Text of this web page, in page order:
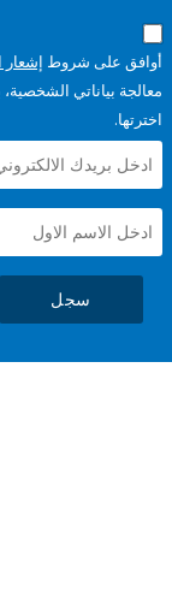
شروطإشعار
الشخصية، بالقدر